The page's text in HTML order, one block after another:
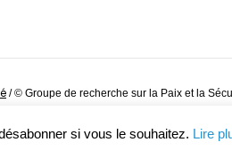
/© Groupe de recherche sur la Paix et la
si vous le souhaitez. Lire